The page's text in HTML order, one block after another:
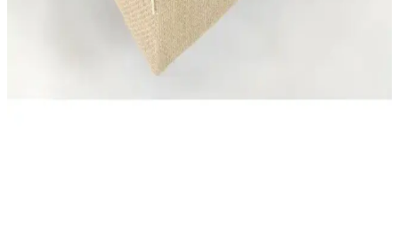
Ezupack 6'lı tiramisu kupası seti, 300 cc hacmi, şeffaf kapakları ve
renkli tasarımıyla mutfakta şıklık ve pratiklik sağlar, geniş kullanım
English Home Carlisa Plastik Saklama Kabı 900 Ml